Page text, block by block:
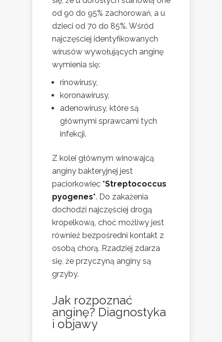
od 90 do 95% zachorowań, a u
dzieci od 70 do 85%. Wśród
najczęściej identyfikowanych
wirusów wywołujących anginę
wymienia się:
rinowirusy,
koronawirusy,
adenowirusy, które są
głównymi sprawcami tych
infekcji.
Z kolei głównym winowajcą
anginy bakteryjnej jest
paciorkowiec *Streptococcus
pyogenes*. Do zakażenia
dochodzi najczęściej drogą
kropelkową, choć możliwy jest
również bezpośredni kontakt z
osobą chorą. Rzadziej zdarza
się, że przyczyną anginy są
grzyby.
Jak rozpoznać
anginę? Diagnostyka
i objawy